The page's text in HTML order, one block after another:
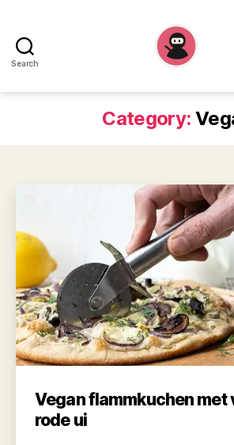
Search
Ninja
Category:
Vegan flammkuchen met
rode ui